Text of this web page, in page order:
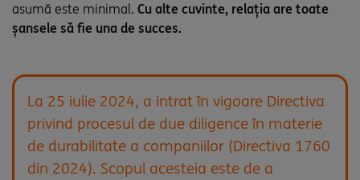
asumă este minimal. Cu alte cuvinte, relația are toate
șansele să fie una de succes.
La 25 iulie 2024, a intrat în vigoare Directiva
privind procesul de due diligence în materie
de durabilitate a companiilor (Directiva 1760
din 2024). Scopul acesteia este de a